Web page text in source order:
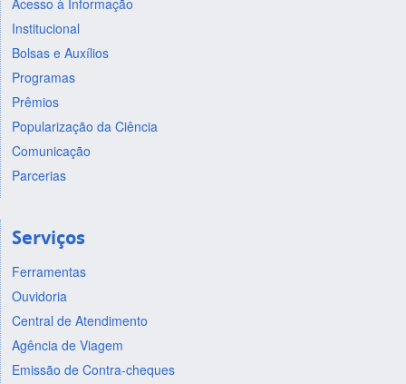
Institucional
Bolsas e Auxílios
Programas
Prêmios
Popularização da Ciência
Comunicação
Parcerias
Serviços
Ferramentas
Ouvidoria
Central de Atendimento
Agência de Viagem
Emissão de Contra-cheques